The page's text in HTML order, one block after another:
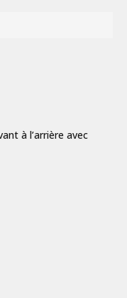
à l’arrière avec